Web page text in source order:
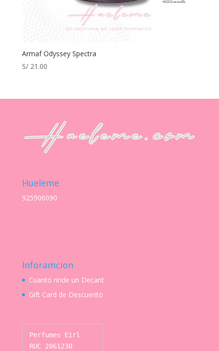
Armaf Odyssey Spectra
S/21.00
Hueleme
925906090
Inforamcion
Cuanto rinde un Decant
Gift Card de Descuento
Perfumes Eirl
RUC 2061230